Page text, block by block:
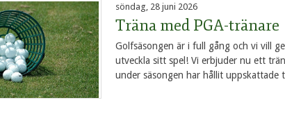
söndag, 28 juni 2026
Träna med PGA-tränare
Golfsäsongen är i full gång och vi vill
utveckla sitt spel! Vi erbjuder nu ett
under säsongen har hållit uppskattade